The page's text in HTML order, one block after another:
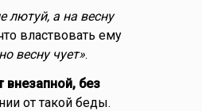
лютуй, а на весну
властвовать ему
весну чует».
внезапной, без
от такой беды.